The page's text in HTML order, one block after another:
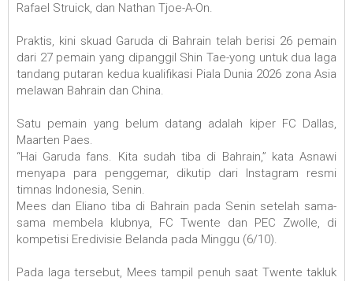
Rafael Struick, dan Nathan Tjoe-A-On.
Praktis, kini skuad Garuda di Bahrain telah berisi 26 pemain
dari 27 pemain yang dipanggil Shin Tae-yong untuk dua laga
tandang putaran kedua kualifikasi Piala Dunia 2026 zona Asia
melawan Bahrain dan China.
Satu pemain yang belum datang adalah kiper FC Dallas,
Maarten Paes.
“Hai Garuda fans. Kita sudah tiba di Bahrain,” kata Asnawi
menyapa para penggemar, dikutip dari Instagram resmi
timnas Indonesia, Senin.
Mees dan Eliano tiba di Bahrain pada Senin setelah sama-
sama membela klubnya, FC Twente dan PEC Zwolle, di
kompetisi Eredivisie Belanda pada Minggu (6/10).
Pada laga tersebut, Mees tampil penuh saat Twente takluk